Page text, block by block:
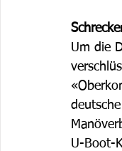
Um die
U-Boot-